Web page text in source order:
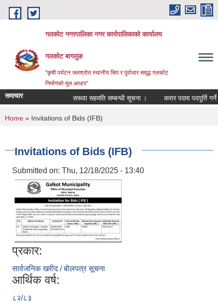
Skip to main content
गलकोट नगरपालिका नगर कार्यपालिकाको कार्यालय
गलकोट बागलुङ
"कृषी पर्यटन जलश्रोत स्थानीय सिप र पुर्वाधार समृद्ध गलकोट
निर्माणको मुल आधार"
समाचार सरूवा सहमति सम्बन्धी सूचना । करार पदमा पदपूर्ति
You are here
Home » Invitations of Bids (IFB)
Invitations of Bids (IFB)
Submitted on: Thu, 12/18/2025 - 13:40
प्रकार:
सार्वजनिक खरीद / बोलपत्र सूचना
आर्थिक वर्ष:
८२/८३